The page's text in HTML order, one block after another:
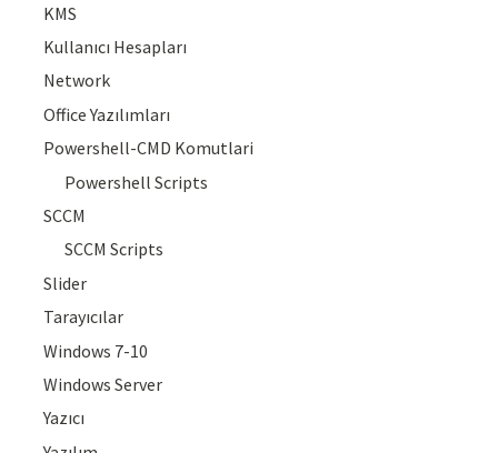
KMS
Kullanıcı Hesapları
Network
Office Yazılımları
Powershell-CMD Komutlari
Powershell Scripts
SCCM
SCCM Scripts
Slider
Tarayıcılar
Windows 7-10
Windows Server
Yazıcı